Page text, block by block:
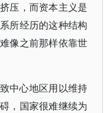
压，而资本主义是
所经历的这种结构
像之前那样依靠世
中心地区用以维持
，国家很难继续为